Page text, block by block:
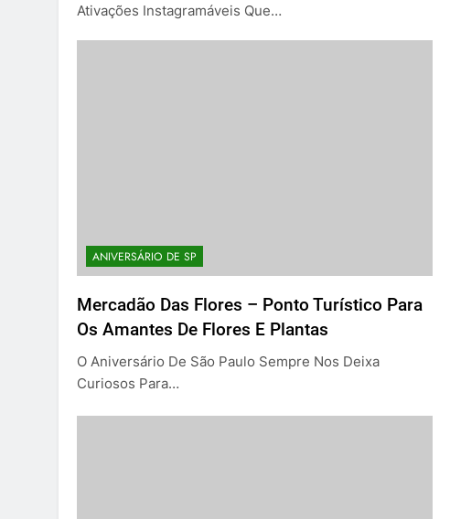
Ativações Instagramáveis Que…
ANIVERSÁRIO DE SP
Mercadão Das Flores – Ponto Turístico Para
Os Amantes De Flores E Plantas
O Aniversário De São Paulo Sempre Nos Deixa
Curiosos Para…